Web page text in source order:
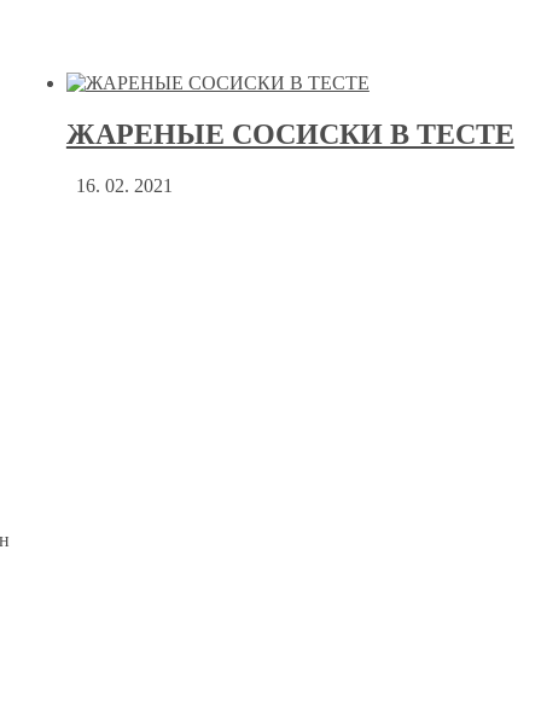
ЖАРЕНЫЕ СОСИСКИ В ТЕСТЕ
16. 02. 2021